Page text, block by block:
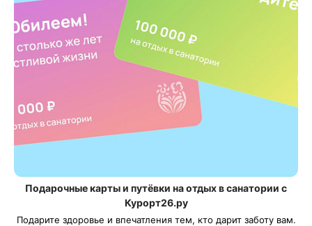
Подарочные карты и путёвки на отдых в санатории с
Курорт26.ру
Подарите здоровье и впечатления тем, кто дарит заботу вам.